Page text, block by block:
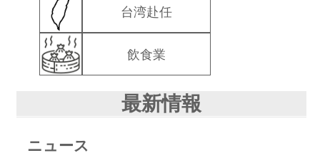
台湾赴任
飲食業
最新情報
ニュース